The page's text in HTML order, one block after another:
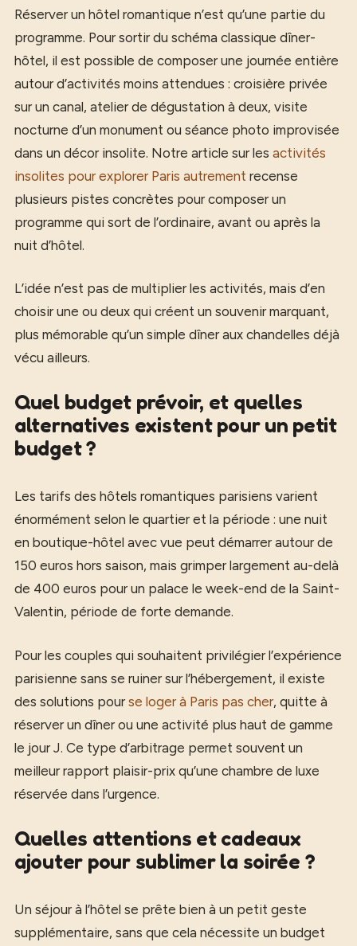
Réserver un hôtel romantique n’est qu’une partie du
programme. Pour sortir du schéma classique dîner-
hôtel, il est possible de composer une journée entière
autour d’activités moins attendues : croisière privée
sur un canal, atelier de dégustation à deux, visite
nocturne d’un monument ou séance photo improvisée
dans un décor insolite. Notre article sur les activités
insolites pour explorer Paris autrement recense
plusieurs pistes concrètes pour composer un
programme qui sort de l’ordinaire, avant ou après la
nuit d’hôtel.
L’idée n’est pas de multiplier les activités, mais d’en
choisir une ou deux qui créent un souvenir marquant,
plus mémorable qu’un simple dîner aux chandelles déjà
vécu ailleurs.
Quel budget prévoir, et quelles
alternatives existent pour un petit
budget ?
Les tarifs des hôtels romantiques parisiens varient
énormément selon le quartier et la période : une nuit
en boutique-hôtel avec vue peut démarrer autour de
150 euros hors saison, mais grimper largement au-delà
de 400 euros pour un palace le week-end de la Saint-
Valentin, période de forte demande.
Pour les couples qui souhaitent privilégier l’expérience
parisienne sans se ruiner sur l’hébergement, il existe
des solutions pour se loger à Paris pas cher, quitte à
réserver un dîner ou une activité plus haut de gamme
le jour J. Ce type d’arbitrage permet souvent un
meilleur rapport plaisir-prix qu’une chambre de luxe
réservée dans l’urgence.
Quelles attentions et cadeaux
ajouter pour sublimer la soirée ?
Un séjour à l’hôtel se prête bien à un petit geste
supplémentaire, sans que cela nécessite un budget